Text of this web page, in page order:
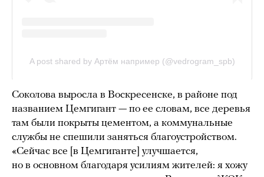
Соколова выросла в Воскресенске, в районе под
названием Цемгигант — по ее словам, все деревья
там были покрыты цементом, а коммунальные
службы не спешили заняться благоустройством.
«Сейчас все [в Цемгиганте] улучшается,
но в основном благодаря усилиям жителей: я хожу